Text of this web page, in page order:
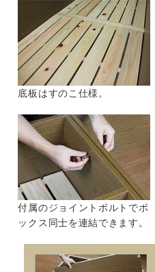
底板はすのこ仕様。
付属のジョイントボルトでボ
ックス同士を連結できます。